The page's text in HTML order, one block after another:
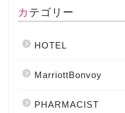
カテゴリー
HOTEL
MarriottBonvoy
PHARMACIST